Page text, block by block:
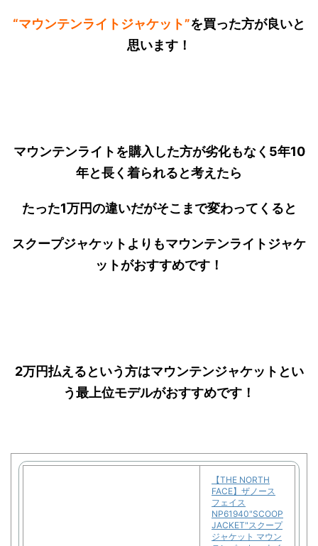
“マウンテンライトジャケット”を買った方が良いと
思います！
マウンテンライトを購入した方が劣化もなく5年10
年と長く着られると考えたら
たった1万円の違いだがそこまで変わってくると
スクープジャケットよりもマウンテンライトジャケ
ットがおすすめです！
2万円払えるという方はマウンテンジャケットとい
う最上位モデルがおすすめです！
【THE NORTH
FACE】ザノース
フェイス
NP61940"SCOOP
JACKET"スクープ
ジャケット マウン